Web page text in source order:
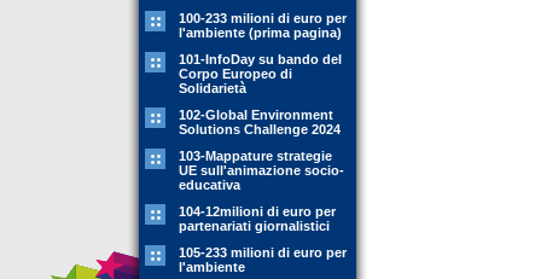
100-233 milioni di euro per
l'ambiente (prima pagina)
101-InfoDay su bando del
Corpo Europeo di
Solidarietà
102-Global Environment
Solutions Challenge 2024
103-Mappature strategie
UE sull'animazione socio-
educativa
104-12milioni di euro per
partenariati giornalistici
105-233 milioni di euro per
l'ambiente